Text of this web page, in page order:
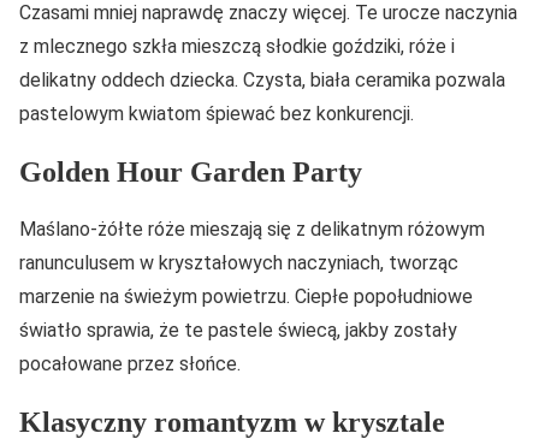
Czasami mniej naprawdę znaczy więcej. Te urocze naczynia
z mlecznego szkła mieszczą słodkie goździki, róże i
delikatny oddech dziecka. Czysta, biała ceramika pozwala
pastelowym kwiatom śpiewać bez konkurencji.
Golden Hour Garden Party
Maślano-żółte róże mieszają się z delikatnym różowym
ranunculusem w kryształowych naczyniach, tworząc
marzenie na świeżym powietrzu. Ciepłe popołudniowe
światło sprawia, że te pastele świecą, jakby zostały
pocałowane przez słońce.
Klasyczny romantyzm w krysztale